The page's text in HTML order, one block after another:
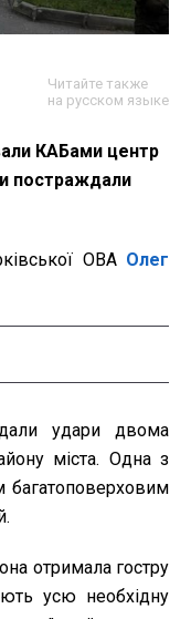
Читайте также
на русском языке
КАБами центр
постраждали
ОВА Олег
удари двома
міста. Одна з
отримала гостру
усю необхідну